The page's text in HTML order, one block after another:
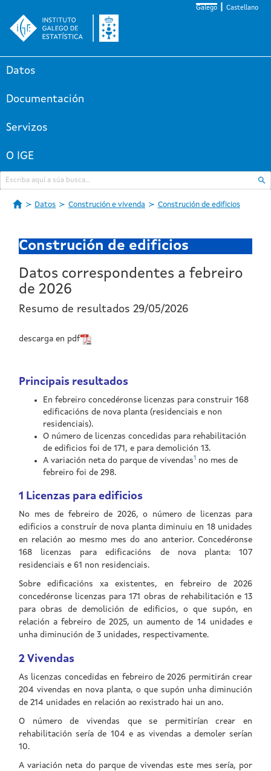
Galego Castellano
Datos
Documentación
Servizos
O IGE
Datos Construción e vivenda Construción de edificios